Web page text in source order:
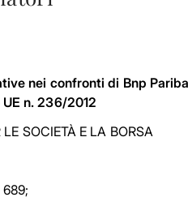
nei confronti di Bnp
n. 236/2012
SOCIETÀ E LA BORSA